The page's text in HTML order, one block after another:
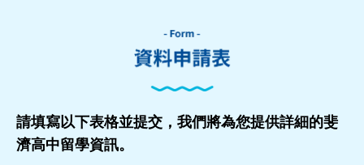
請填寫以下表格並提交，我們將為您提供詳細的斐
濟高中留學資訊。